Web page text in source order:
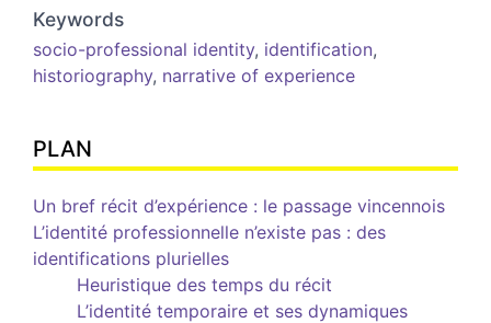
Keywords
socio-professional identity, identification,
historiography, narrative of experience
PLAN
Un bref récit d’expérience : le passage vincennois
L’identité professionnelle n’existe pas : des
identifications plurielles
Heuristique des temps du récit
L’identité temporaire et ses dynamiques